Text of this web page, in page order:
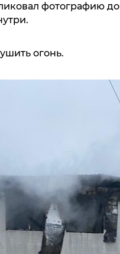
фотографию
огонь.